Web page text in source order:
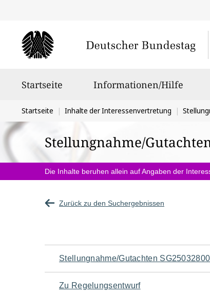
Startseite Informationen/Hilfe
Sie
befinden
sich
hier:
Startseite Inhalte der Interessenvertretung
Stellungnahme/
Die Inhalte beruhen allein auf Angaben der
Zurück zu den Suchergebnissen
Navigation
für
Stellungnahme/Gutachten
Zu Regelungsentwurf